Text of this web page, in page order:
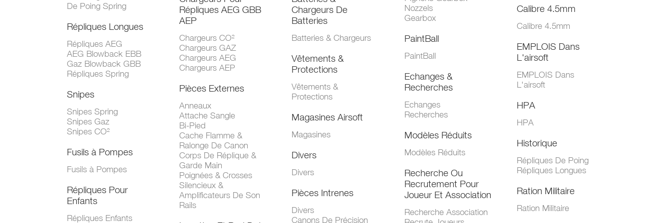
De Poing Spring
Répliques Longues
Répliques AEG
AEG Blowback EBB
Gaz Blowback GBB
Répliques Spring
Snipes
Snipes Spring
Snipes Gaz
Snipes CO²
Fusils à Pompes
Fusils à Pompes
Répliques Pour
Enfants
Répliques Enfants
Répliques AEG GBB
AEP
Chargeurs CO²
Chargeurs GAZ
Chargeurs AEG
Chargeurs AEP
Pièces Externes
Anneaux
Attache Sangle
Bi-Pied
Cache Flamme &
Ralonge De Canon
Corps De Réplique &
Garde Main
Poignées & Crosses
Silencieux &
Amplificateurs De Son
Rails
Chargeurs De
Batteries
Batteries & Chargeurs
Vêtements &
Protections
Vêtements &
Protections
Magasines Airsoft
Magasines
Divers
Divers
Pièces Intrenes
Divers
Canons De Précision
Nozzels
Gearbox
PaintBall
PaintBall
Echanges &
Recherches
Echanges
Recherches
Modèles Réduits
Modèles Réduits
Recherche Ou
Recrutement Pour
Joueur Et Association
Recherche Association
Calibre 4.5mm
Calibre 4.5mm
EMPLOIS Dans
L'airsoft
EMPLOIS Dans
L'airsoft
HPA
HPA
Historique
Répliques De Poing
Répliques Longues
Ration Militaire
Ration Militaire